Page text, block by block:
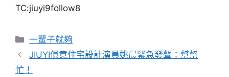
TC:jiuyi9follow8
分
類
一輩子就夠
JIUYI俱意住宅設計演員姚晨緊急發聲：幫幫
忙！